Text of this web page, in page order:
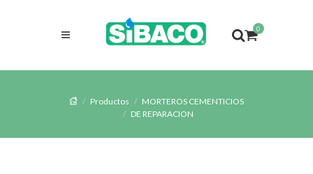
0
Productos
MORTEROS CEMENTICIOS
DE REPARACION